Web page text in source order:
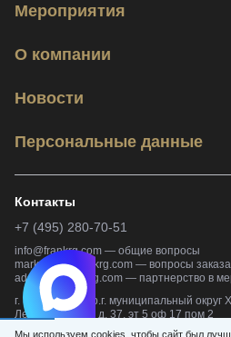
Мероприятия
О компании
Новости
Персональные данные
Контакты
+7 (495) 280-70-51
общие вопросы
—
info@frankrg.com
вопросы
—
marketing@frankrg.com
партнерство в
—
adsales@frankrg.com
г. Москва, вн.тер.г. муниципальный округ
Ленинградский, д. 37, эт 5 оф 17 пом 2
Мы используем cookies, чтобы сайт был